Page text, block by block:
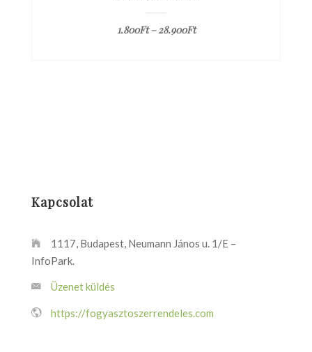
1.800Ft–28.900Ft
Kapcsolat
1117, Budapest, Neumann János u. 1/E –
InfoPark.
Üzenet küldés
https://fogyasztoszerrendeles.com